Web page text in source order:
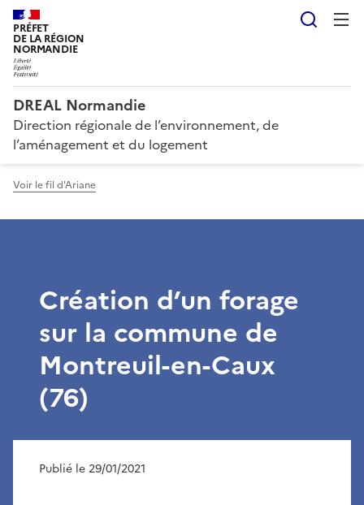
PRÉFET
DE LA RÉGION
NORMANDIE
DREAL Normandie
Direction régionale de l’environnement, de
l’aménagement et du logement
Voir le fil d'Ariane
Création d’un forage
sur la commune de
Montreuil-en-Caux
(76)
Publié le 29/01/2021